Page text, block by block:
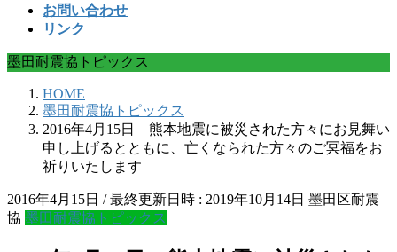
お問い合わせ
リンク
墨田耐震協トピックス
HOME
墨田耐震協トピックス
2016年4月15日 熊本地震に被災された方々にお見舞い
申し上げるとともに、亡くなられた方々のご冥福をお
祈りいたします
2016年4月15日 / 最終更新日時 : 2019年10月14日 墨田区耐震
協 墨田耐震協トピックス